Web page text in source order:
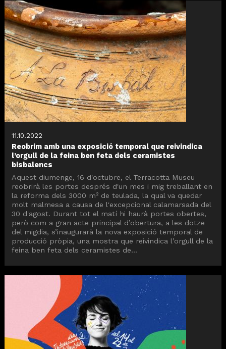
11.10.2022
Reobrim amb una exposició temporal que reivindica
l’orgull de la feina ben feta dels ceramistes
bisbalencs
Aquest diumenge, 16 d'octubre, el Terracotta Museu
reobrirà les portes després d'un mes i mig treballant en
la reforma dels 3000 m² de teulada, la qual va quedar
molt malmesa a causa de l'excepcional calamarsada del
30 d'agost. Durant tot el matí hi haurà portes obertes,
però com a gran acte principal d’obertura, a les dotze
del migdia, s’inaugurarà la nova exposició temporal de
producció pròpia, una mostra que reivindica l’orgull de la
feina ben feta dels ceramistes de...